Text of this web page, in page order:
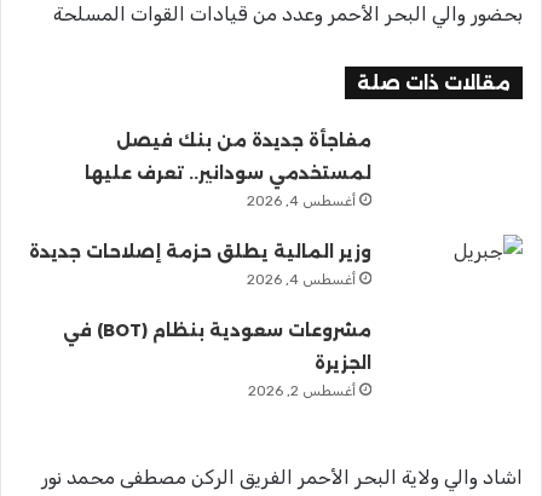
بحضور والي البحر الأحمر وعدد من قيادات القوات المسلحة
مقالات ذات صلة
مفاجأة جديدة من بنك فيصل
لمستخدمي سودانير.. تعرف عليها
أغسطس 4, 2026
وزير المالية يطلق حزمة إصلاحات جديدة
أغسطس 4, 2026
مشروعات سعودية بنظام (BOT) في
الجزيرة
أغسطس 2, 2026
اشاد والي ولاية البحر الأحمر الفريق الركن مصطفى محمد نور